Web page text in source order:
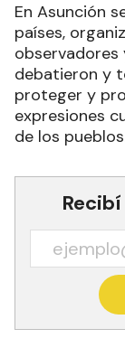
En Asunción
países,
observadores
debatieron y
proteger y
expresiones
de los